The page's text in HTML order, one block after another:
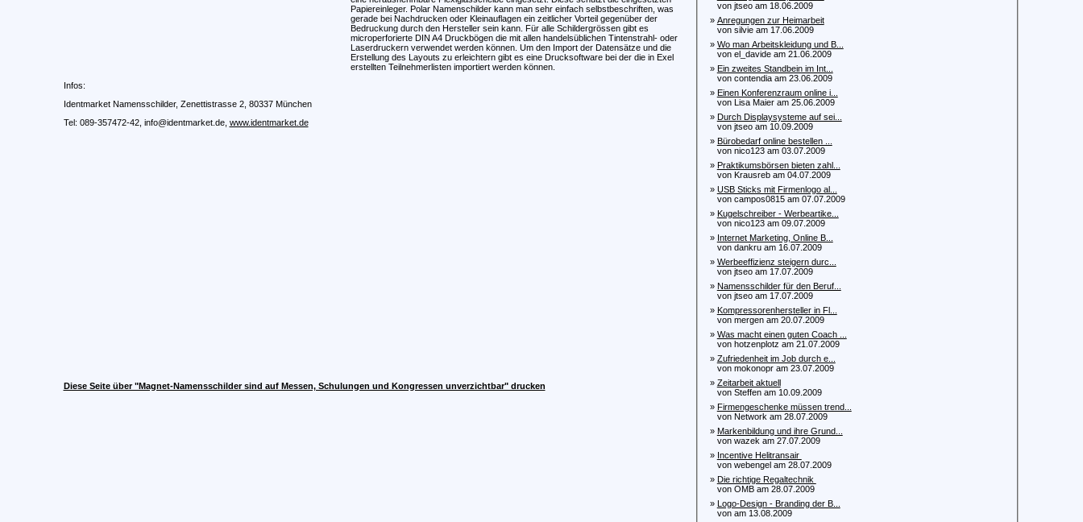
Papiereinleger. Polar Namenschilder kann man sehr einfach selbstbeschriften, was
gerade bei Nachdrucken oder Kleinauflagen ein zeitlicher Vorteil gegenüber der
Bedruckung durch den Hersteller sein kann. Für alle Schildergrössen gibt es
microperforierte DIN A4 Druckbögen die mit allen handelsüblichen Tintenstrahl- oder
Laserdruckern verwendet werden können. Um den Import der Datensätze und die
Erstellung des Layouts zu erleichtern gibt es eine Drucksoftware bei der die in Exel
erstellten Teilnehmerlisten importiert werden können.
Infos:
Identmarket Namensschilder, Zenettistrasse 2, 80337 München
Tel: 089-357472-42, info@identmarket.de, www.identmarket.de
Diese Seite über "Magnet-Namensschilder sind auf Messen, Schulungen und Kongressen unverzichtbar" drucken
von jtseo am 18.06.2009
» Anregungen zur Heimarbeit
von silvie am 17.06.2009
» Wo man Arbeitskleidung und B...
von el_davide am 21.06.2009
» Ein zweites Standbein im Int...
von contendia am 23.06.2009
» Einen Konferenzraum online i...
von Lisa Maier am 25.06.2009
» Durch Displaysysteme auf sei...
von jtseo am 10.09.2009
» Bürobedarf online bestellen ...
von nico123 am 03.07.2009
» Praktikumsbörsen bieten zahl...
von Krausreb am 04.07.2009
» USB Sticks mit Firmenlogo al...
von campos0815 am 07.07.2009
» Kugelschreiber - Werbeartike...
von nico123 am 09.07.2009
» Internet Marketing, Online B...
von dankru am 16.07.2009
» Werbeeffizienz steigern durc...
von jtseo am 17.07.2009
» Namensschilder für den Beruf...
von jtseo am 17.07.2009
» Kompressorenhersteller in Fl...
von mergen am 20.07.2009
» Was macht einen guten Coach ...
von hotzenplotz am 21.07.2009
» Zufriedenheit im Job durch e...
von mokonopr am 23.07.2009
» Zeitarbeit aktuell
von Steffen am 10.09.2009
» Firmengeschenke müssen trend...
von Network am 28.07.2009
» Markenbildung und ihre Grund...
von wazek am 27.07.2009
» Incentive Helitransair
von webengel am 28.07.2009
» Die richtige Regaltechnik
von OMB am 28.07.2009
» Logo-Design - Branding der B...
von am 13.08.2009